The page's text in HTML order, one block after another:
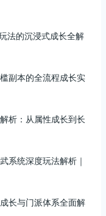
法的沉浸式成长全解
副本的全流程成长实
析：从属性成长到长
系统深度玩法解析｜
长与门派体系全面解